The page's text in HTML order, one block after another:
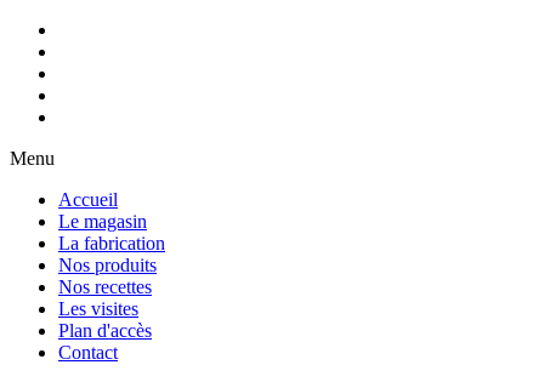
Menu
Accueil
Le magasin
La fabrication
Nos produits
Nos recettes
Les visites
Plan d'accès
Contact